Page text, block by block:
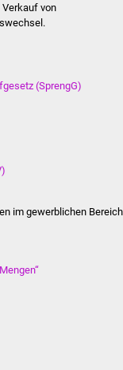
Verkauf von
(SprengG)
im gewerblichen Bereich